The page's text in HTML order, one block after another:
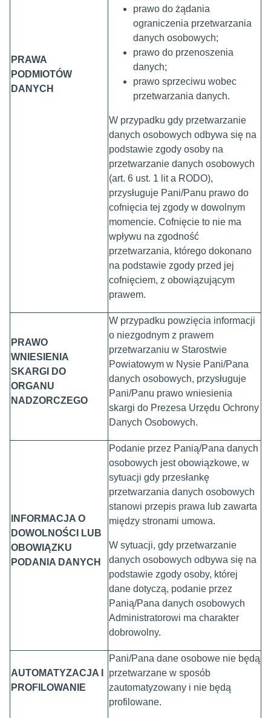
PRAWA
PODMIOTÓW
DANYCH
prawo do żądania
ograniczenia przetwarzania
danych osobowych;
prawo do przenoszenia
danych;
prawo sprzeciwu wobec
przetwarzania danych.
W przypadku gdy przetwarzanie
danych osobowych odbywa się na
podstawie zgody osoby na
przetwarzanie danych osobowych
(art. 6 ust. 1 lit a RODO),
przysługuje Pani/Panu prawo do
cofnięcia tej zgody w dowolnym
momencie. Cofnięcie to nie ma
wpływu na zgodność
przetwarzania, którego dokonano
na podstawie zgody przed jej
cofnięciem, z obowiązującym
prawem.
PRAWO
WNIESIENIA
SKARGI DO
ORGANU
NADZORCZEGO
W przypadku powzięcia informacji
o niezgodnym z prawem
przetwarzaniu w Starostwie
Powiatowym w Nysie Pani/Pana
danych osobowych, przysługuje
Pani/Panu prawo wniesienia
skargi do Prezesa Urzędu Ochrony
Danych Osobowych.
INFORMACJA O
DOWOLNOŚCI LUB
OBOWIĄZKU
PODANIA DANYCH
Podanie przez Panią/Pana danych
osobowych jest obowiązkowe, w
sytuacji gdy przesłankę
przetwarzania danych osobowych
stanowi przepis prawa lub zawarta
między stronami umowa.
W sytuacji, gdy przetwarzanie
danych osobowych odbywa się na
podstawie zgody osoby, której
dane dotyczą, podanie przez
Panią/Pana danych osobowych
Administratorowi ma charakter
dobrowolny.
AUTOMATYZACJA I
PROFILOWANIE
Pani/Pana dane osobowe nie będą
przetwarzane w sposób
zautomatyzowany i nie będą
profilowane.